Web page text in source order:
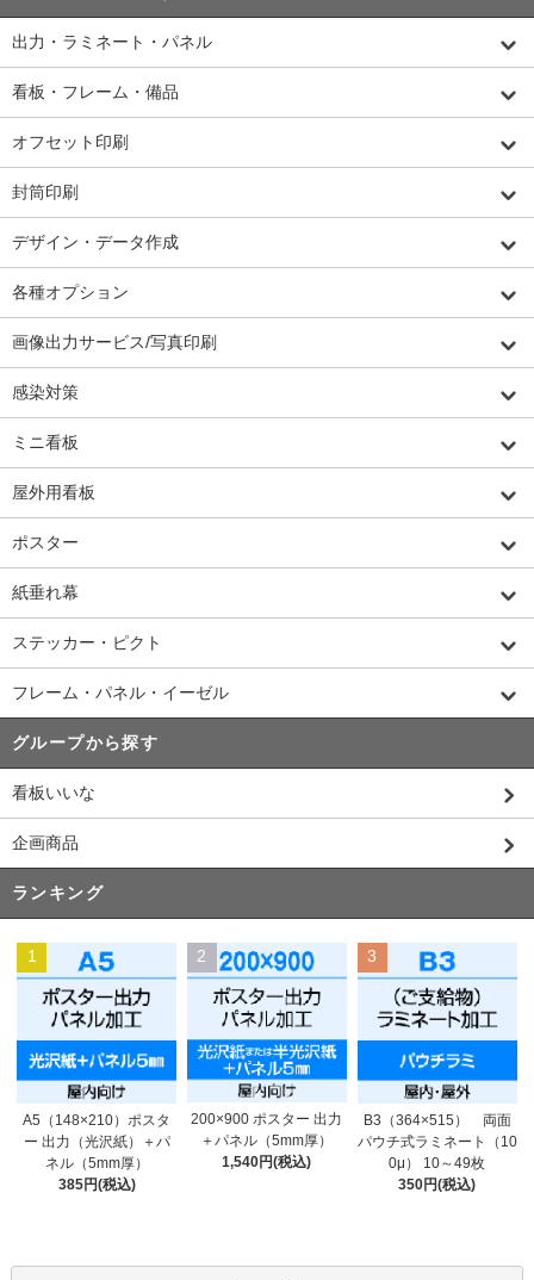
出力・ラミネート・パネル
看板・フレーム・備品
オフセット印刷
封筒印刷
デザイン・データ作成
各種オプション
画像出力サービス/写真印刷
感染対策
ミニ看板
屋外用看板
ポスター
紙垂れ幕
ステッカー・ピクト
フレーム・パネル・イーゼル
グループから探す
看板いいな
企画商品
ランキング
1
A5（148×210）ポスタ
ー 出力（光沢紙）＋パ
ネル（5mm厚）
385円(税込)
2
200×900 ポスター 出力
＋パネル（5mm厚）
1,540円(税込)
3
B3（364×515） 両面
パウチ式ラミネート（10
0μ） 10～49枚
350円(税込)